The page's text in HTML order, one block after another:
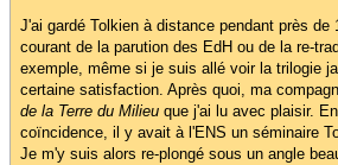
J'ai gardé Tolkien à distance pendant près
courant de la parution des EdH ou de la re-
exemple, même si je suis allé voir la trilogie
certaine satisfaction. Après quoi, ma
de la Terre du Milieu que j'ai lu avec plaisir.
coïncidence, il y avait à l'ENS un séminaire
Je m'y suis alors re-plongé sous un angle